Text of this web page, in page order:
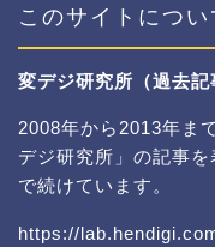
このサイトについ
変デジ研究所（過去記
2008年から2013年ま
デジ研究所」の記事
で続けています。
https://